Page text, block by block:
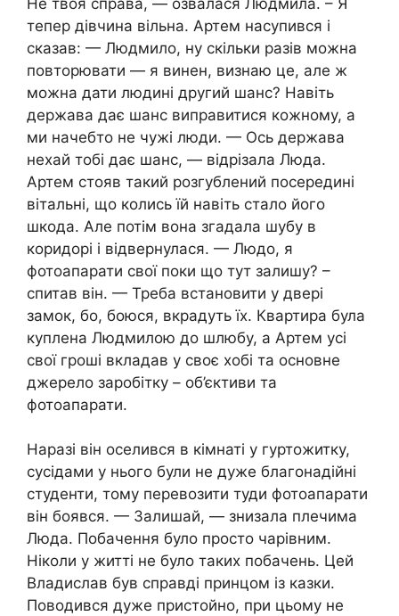
тепер дівчина вільна. Артем насупився і
сказав: — Людмило, ну скільки разів можна
повторювати — я винен, визнаю це, але ж
можна дати людині другий шанс? Навіть
держава дає шанс виправитися кожному, а
ми начебто не чужі люди. — Ось держава
нехай тобі дає шанс, — відрізала Люда.
Артем стояв такий розгублений посередині
вітальні, що колись їй навіть стало його
шкода. Але потім вона згадала шубу в
коридорі і відвернулася. — Людо, я
фотоапарати свої поки що тут залишу? –
спитав він. — Треба встановити у двері
замок, бо, боюся, вкрадуть їх. Квартира була
куплена Людмилою до шлюбу, а Артем усі
свої гроші вкладав у своє хобі та основне
джерело заробітку – об’єктиви та
фотоапарати.
Наразі він оселився в кімнаті у гуртожитку,
сусідами у нього були не дуже благонадійні
студенти, тому перевозити туди фотоапарати
він боявся. — Залишай, — знизала плечима
Люда. Побачення було просто чарівним.
Ніколи у житті не було таких побачень. Цей
Владислав був справді принцом із казки.
Поводився дуже пристойно, при цьому не